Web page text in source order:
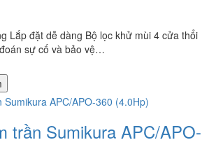
Lắp đặt dễ dàng Bộ lọc khử mùi 4 cửa thổi
sự cố và bảo vệ…
trần Sumikura APC/APO-